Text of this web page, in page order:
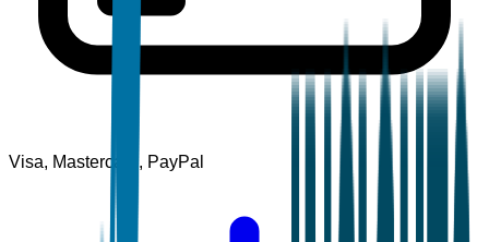
Visa, Mastercard, PayPal